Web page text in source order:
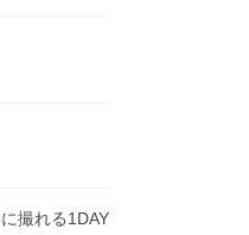
撮れる1DAY